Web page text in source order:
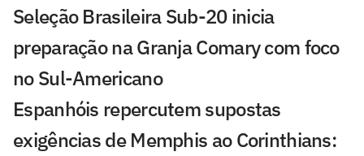
Seleção Brasileira Sub-20 inicia
preparação na Granja Comary com foco
no Sul-Americano
Espanhóis repercutem supostas
exigências de Memphis ao Corinthians: